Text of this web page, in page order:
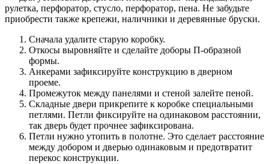
рулетка, перфоратор, стусло, перфоратор, пена. Не забудьте
приобрести также крепежи, наличники и деревянные бруски.
Сначала удалите старую коробку.
Откосы выровняйте и сделайте доборы П-образной
формы.
Анкерами зафиксируйте конструкцию в дверном
проеме.
Промежуток между панелями и стеной залейте пеной.
Складные двери прикрепите к коробке специальными
петлями. Петли фиксируйте на одинаковом расстоянии,
так дверь будет прочнее зафиксирована.
Петли нужно утопить в полотне. Это сделает расстояние
между добором и дверью одинаковым и предотвратит
перекос конструкции.